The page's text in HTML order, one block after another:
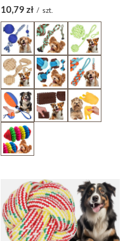
10,79 zł / szt.